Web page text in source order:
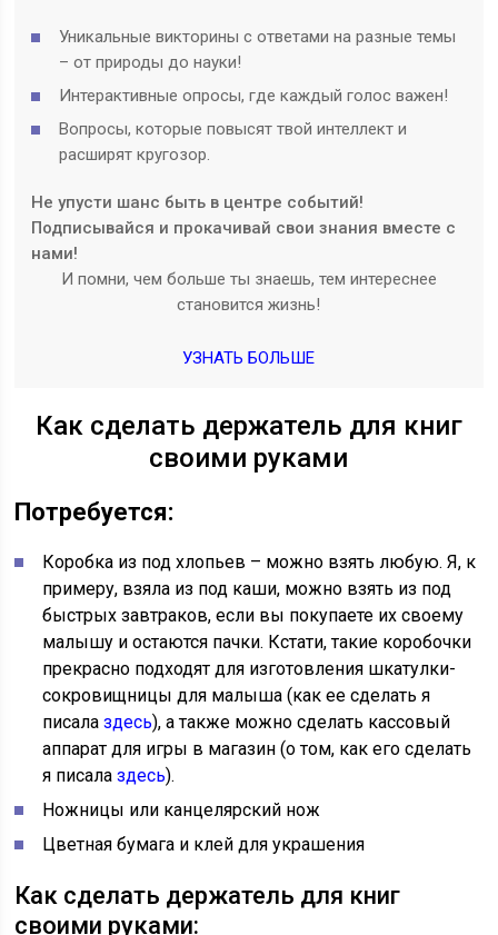
Уникальные викторины с ответами на разные темы
– от природы до науки!
Интерактивные опросы, где каждый голос важен!
Вопросы, которые повысят твой интеллект и
расширят кругозор.
Не упусти шанс быть в центре событий!
Подписывайся и прокачивай свои знания вместе с
нами!
И помни, чем больше ты знаешь, тем интереснее
становится жизнь!
УЗНАТЬ БОЛЬШЕ
Как сделать держатель для книг
своими руками
Потребуется:
Коробка из под хлопьев – можно взять любую. Я, к
примеру, взяла из под каши, можно взять из под
быстрых завтраков, если вы покупаете их своему
малышу и остаются пачки. Кстати, такие коробочки
прекрасно подходят для изготовления шкатулки-
сокровищницы для малыша (как ее сделать я
писалаздесь), а также можно сделать кассовый
аппарат для игры в магазин (о том, как его сделать
я писалаздесь).
Ножницы или канцелярский нож
Цветная бумага и клей для украшения
Как сделать держатель для книг
своими руками: